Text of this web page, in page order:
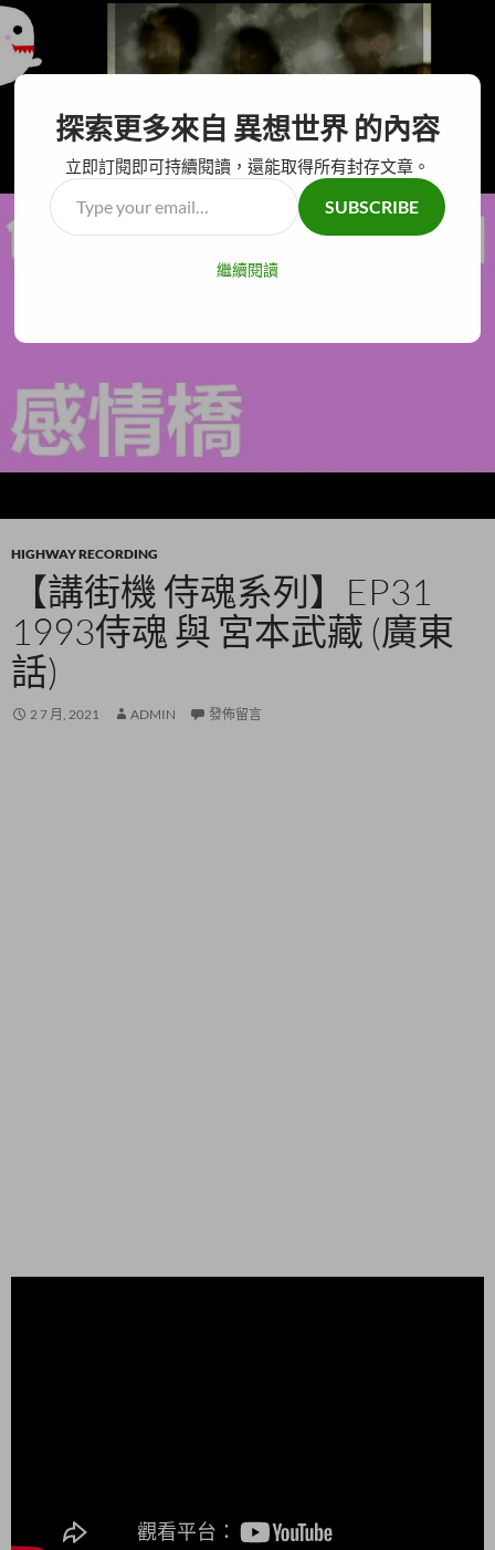
異想世界
內
容
HIGHWAY RECORDING
【講街機 侍魂系列】EP31
1993侍魂 與 宮本武藏 (廣東
話)
2 7 月, 2021 ADMIN 發佈留言
探索更多來自 異想世界 的內容
立即訂閱即可持續閱讀，還能取得所有封存文章。
Type
your
SUBSCRIBE
繼續閱讀